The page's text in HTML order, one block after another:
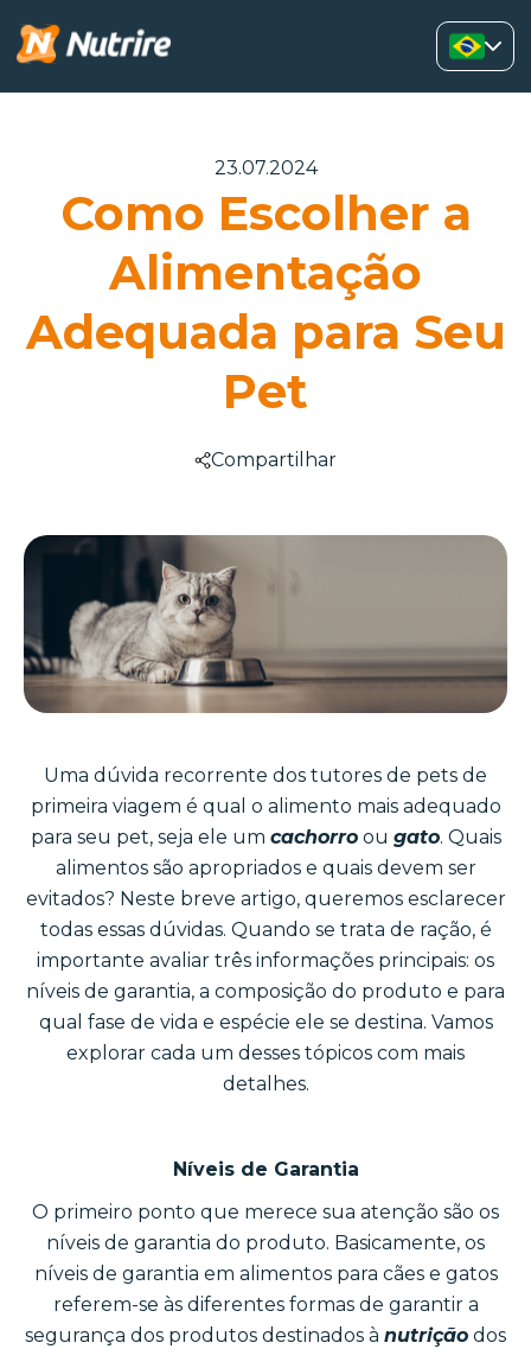
23.07.2024
Como Escolher a
Alimentação
Adequada para Seu
Pet
Compartilhar
Uma dúvida recorrente dos tutores de pets de
primeira viagem é qual o alimento mais adequado
para seu pet, seja ele um cachorroou gato. Quais
alimentos são apropriados e quais devem ser
evitados? Neste breve artigo, queremos esclarecer
todas essas dúvidas. Quando se trata de ração, é
importante avaliar três informações principais: os
níveis de garantia, a composição do produto e para
qual fase de vida e espécie ele se destina. Vamos
explorar cada um desses tópicos com mais
detalhes.
Níveis de Garantia
O primeiro ponto que merece sua atenção são os
níveis de garantia do produto. Basicamente, os
níveis de garantia em alimentos para cães e gatos
referem-se às diferentes formas de garantir a
segurança dos produtos destinados à nutrição dos